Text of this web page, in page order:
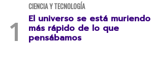
CIENCIA Y TECNOLOGÍA
El universo se está muriendo
más rápido de lo que
pensábamos